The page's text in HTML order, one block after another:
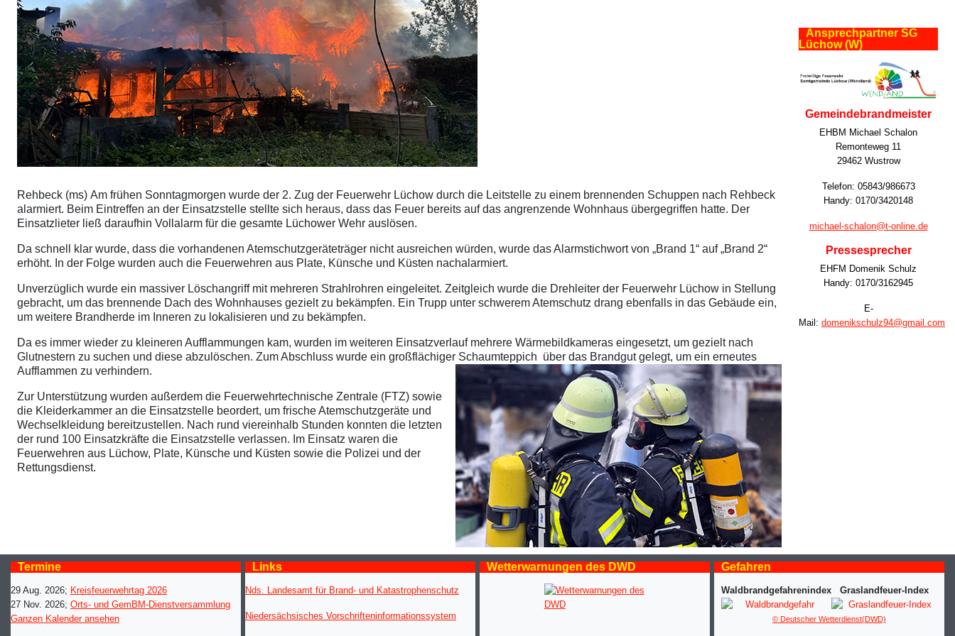
Rehbeck (ms) Am frühen Sonntagmorgen wurde der 2. Zug der Feuerwehr Lüchow durch die Leitstelle zu einem brennenden Schuppen nach Rehbeck
alarmiert. Beim Eintreffen an der Einsatzstelle stellte sich heraus, dass das Feuer bereits auf das angrenzende Wohnhaus übergegriffen hatte. Der
Einsatzlieter ließ daraufhin Vollalarm für die gesamte Lüchower Wehr auslösen.
Da schnell klar wurde, dass die vorhandenen Atemschutzgeräteträger nicht ausreichen würden, wurde das Alarmstichwort von „Brand 1“ auf „Brand 2“
erhöht. In der Folge wurden auch die Feuerwehren aus Plate, Künsche und Küsten nachalarmiert.
Unverzüglich wurde ein massiver Löschangriff mit mehreren Strahlrohren eingeleitet. Zeitgleich wurde die Drehleiter der Feuerwehr Lüchow in Stellung
gebracht, um das brennende Dach des Wohnhauses gezielt zu bekämpfen. Ein Trupp unter schwerem Atemschutz drang ebenfalls in das Gebäude ein,
um weitere Brandherde im Inneren zu lokalisieren und zu bekämpfen.
Da es immer wieder zu kleineren Aufflammungen kam, wurden im weiteren Einsatzverlauf mehrere Wärmebildkameras eingesetzt, um gezielt nach
Glutnestern zu suchen und diese abzulöschen. Zum Abschluss wurde ein großflächiger Schaumteppich über das Brandgut gelegt, um ein erneutes
Aufflammen zu verhindern.
Zur Unterstützung wurden außerdem die Feuerwehrtechnische Zentrale (FTZ) sowie
die Kleiderkammer an die Einsatzstelle beordert, um frische Atemschutzgeräte und
Wechselkleidung bereitzustellen. Nach rund viereinhalb Stunden konnten die letzten
der rund 100 Einsatzkräfte die Einsatzstelle verlassen. Im Einsatz waren die
Feuerwehren aus Lüchow, Plate, Künsche und Küsten sowie die Polizei und der
Rettungsdienst.
Ansprechpartner SG
Lüchow (W)
Gemeindebrandmeister
EHBM Michael Schalon
Remonteweg 11
29462 Wustrow
Telefon: 05843/986673
Handy: 0170/3420148
michael-schalon@t-online.de
Pressesprecher
EHFM Domenik Schulz
Handy: 0170/3162945
E-
Mail: domenikschulz94@gmail.com
Termine
29 Aug. 2026; Kreisfeuerwehrtag 2026
27 Nov. 2026; Orts- und GemBM-Dienstversammlung
Ganzen Kalender ansehen
Links
Nds. Landesamt für Brand- und Katastrophenschutz
Niedersächsisches Vorschrifteninformationssystem
Wetterwarnungen des DWD Gefahren
Waldbrandgefahrenindex Graslandfeuer-Index
© Deutscher Wetterdienst(DWD)